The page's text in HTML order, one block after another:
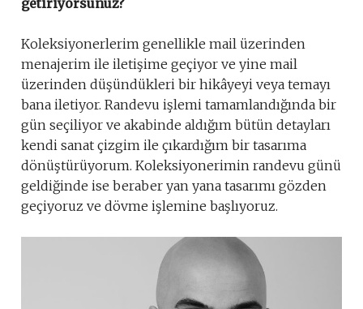
getiriyorsunuz?
Koleksiyonerlerim genellikle mail üzerinden
menajerim ile iletişime geçiyor ve yine mail
üzerinden düşündükleri bir hikâyeyi veya temayı
bana iletiyor. Randevu işlemi tamamlandığında bir
gün seçiliyor ve akabinde aldığım bütün detayları
kendi sanat çizgim ile çıkardığım bir tasarıma
dönüştürüyorum. Koleksiyonerimin randevu günü
geldiğinde ise beraber yan yana tasarımı gözden
geçiyoruz ve dövme işlemine başlıyoruz.